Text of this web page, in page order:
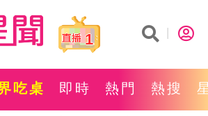
1
吃桌 即時 熱門 熱搜